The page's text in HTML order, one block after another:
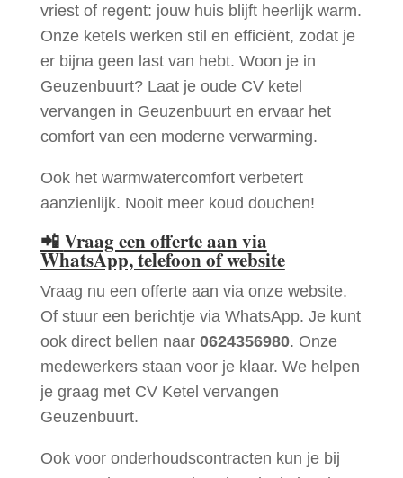
vriest of regent: jouw huis blijft heerlijk warm.
Onze ketels werken stil en efficiënt, zodat je
er bijna geen last van hebt. Woon je in
Geuzenbuurt? Laat je oude CV ketel
vervangen in Geuzenbuurt en ervaar het
comfort van een moderne verwarming.
Ook het warmwatercomfort verbetert
aanzienlijk. Nooit meer koud douchen!
📲Vraag een offerte aan via
WhatsApp, telefoon of website
Vraag nu een offerte aan via onze website.
Of stuur een berichtje via WhatsApp. Je kunt
ook direct bellen naar 0624356980. Onze
medewerkers staan voor je klaar. We helpen
je graag met CV Ketel vervangen
Geuzenbuurt.
Ook voor onderhoudscontracten kun je bij